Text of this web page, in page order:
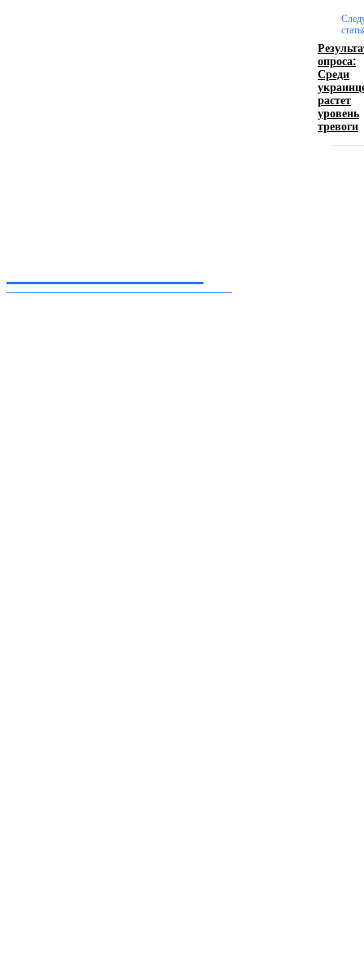
Девушка в бокале: легендарный номер бурлеска
опроса:
Среди
растет
уровень
тревоги
Inform-71.ru